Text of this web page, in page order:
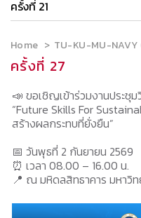
ครั้งที่ 21
Home TU-KU-MU-
ครั้งที่ 27
📣 ขอเชิญเข้าร่วมงานประชุ
“Future Skills For
สร้างผลกระทบที่ยั่งยืน”
📅 วันพุธที่ 2 กันยายน 2569
⏰ เวลา 08.00 – 16.00 น.
📍 ณ มหิดลสิทธาคาร มหาวิ